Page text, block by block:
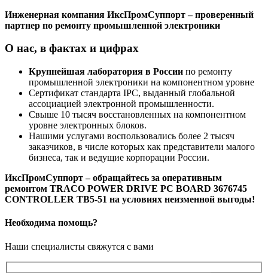
Инженерная компания ИксПромСуппорт – проверенный
партнер по ремонту промышленной электроники
О нас, в фактах и цифрах
Крупнейшая лаборатория в России по ремонту
промышленной электроники на компонентном уровне
Сертификат стандарта IPC, выданный глобальной
ассоциацией электронной промышленности.
Свыше 10 тысяч восстановленных на компонентном
уровне электронных блоков.
Нашими услугами воспользовались более 2 тысяч
заказчиков, в числе которых как представители малого
бизнеса, так и ведущие корпорации России.
ИксПромСуппорт – обращайтесь за оперативным
ремонтом TRACO POWER DRIVE PC BOARD 3676745
CONTROLLER TB5-51 на условиях неизменной выгоды!
Необходима помощь?
Наши специалисты свяжутся с вами